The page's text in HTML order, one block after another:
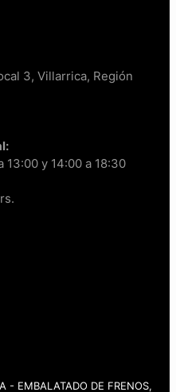
3, Villarrica, Región
13:00 y 14:00 a 18:30
- EMBALATADO DE FRENOS,